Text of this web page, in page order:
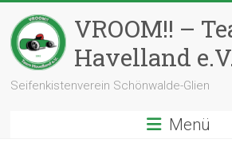
Inhalt
springen
VROOM!! –
Havelland
Seifenkistenverein Schönwalde-Glien
Menü